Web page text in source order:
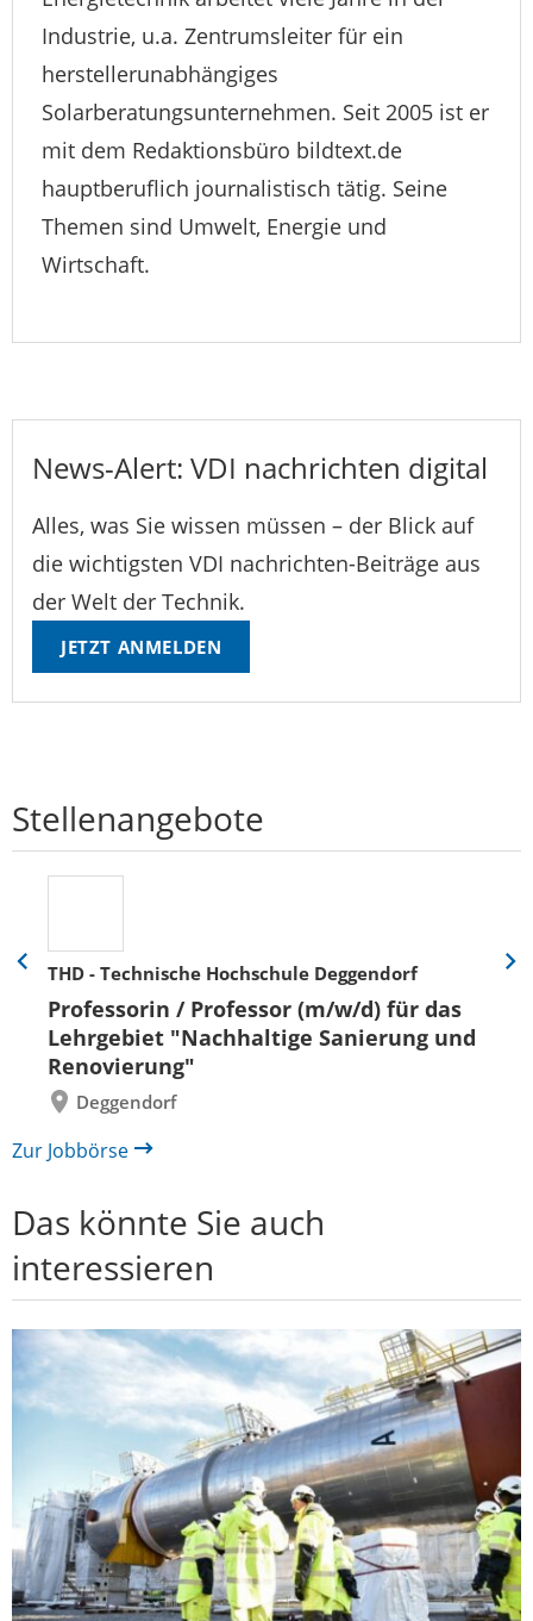
Industrie, u.a. Zentrumsleiter für ein
herstellerunabhängiges
Solarberatungsunternehmen. Seit 2005 ist er
mit dem Redaktionsbüro bildtext.de
hauptberuflich journalistisch tätig. Seine
Themen sind Umwelt, Energie und
Wirtschaft.
News-Alert: VDI nachrichten digital
Alles, was Sie wissen müssen – der Blick auf
die wichtigsten VDI nachrichten-Beiträge aus
der Welt der Technik.
JETZT ANMELDEN
Stellenangebote
THD - Technische Hochschule Deggendorf
Professorin / Professor (m/w/d) für das
Lehrgebiet "Nachhaltige Sanierung und
Renovierung"
Deggendorf
Eine
zurück
Eine
Zur Jobbörse
Das könnte Sie auch
interessieren